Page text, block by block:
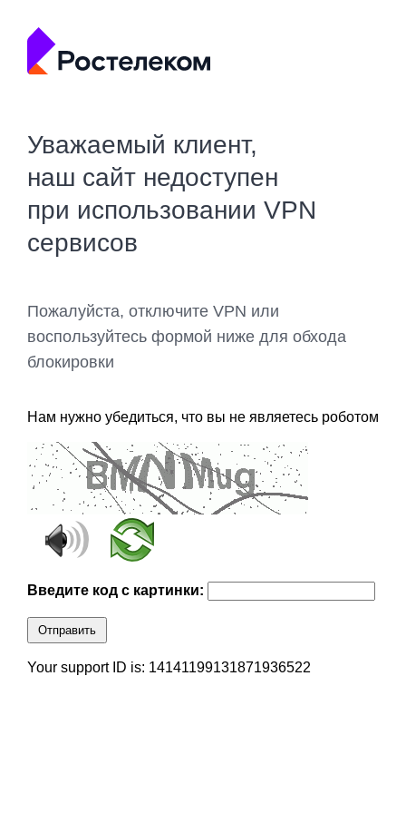
Уважаемый клиент,
наш сайт недоступен
при использовании VPN
сервисов
Пожалуйста, отключите VPN или
воспользуйтесь формой ниже для обхода
блокировки
Нам нужно убедиться, что вы не являетесь роботом
Введите код с картинки:
Отправить
Your support ID is: 14141199131871936522